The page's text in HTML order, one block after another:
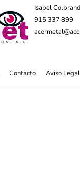
Isabel
915 337 899
Contacto Aviso